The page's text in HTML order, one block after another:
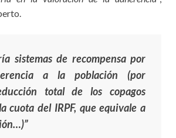
sistemas de recompensa por
a la población (por
total de los copagos
cuota del IRPF, que equivale a